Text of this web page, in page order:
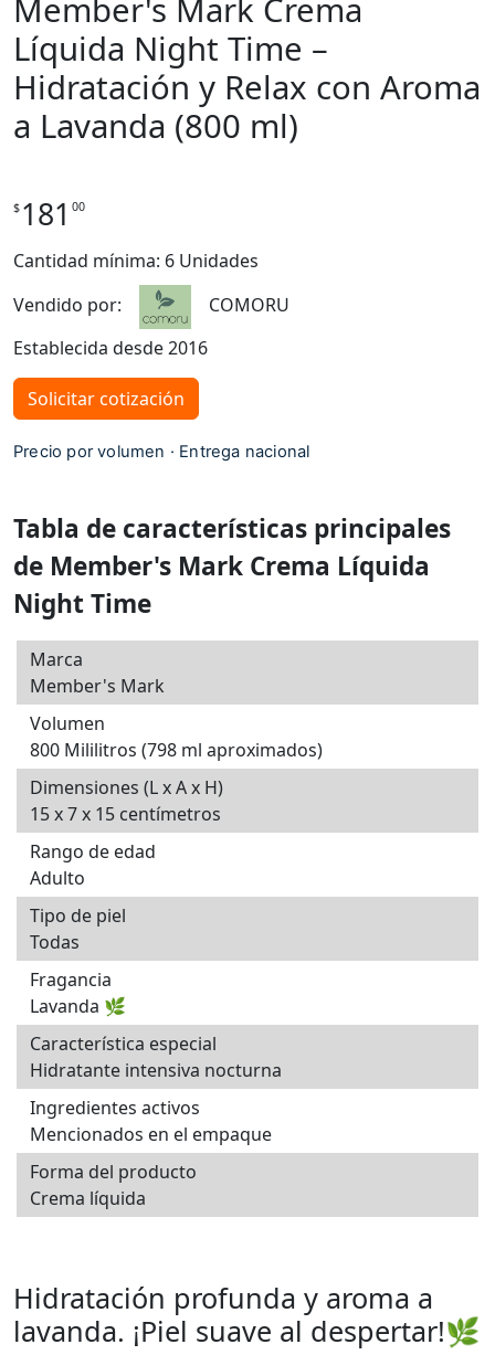
Member's Mark Crema
Líquida Night Time –
Hidratación y Relax con Aroma
a Lavanda (800 ml)
$ 181 00
Cantidad mínima: 6 Unidades
Vendido por:
COMORU
Establecida desde 2016
Solicitar cotización
Precio por volumen · Entrega nacional
Tabla de características principales
de Member's Mark Crema Líquida
Night Time
Marca
Member's Mark
Volumen
800 Mililitros (798 ml aproximados)
Dimensiones (L x A x H)
15 x 7 x 15 centímetros
Rango de edad
Adulto
Tipo de piel
Todas
Fragancia
Lavanda 🌿
Característica especial
Hidratante intensiva nocturna
Ingredientes activos
Mencionados en el empaque
Forma del producto
Crema líquida
Hidratación profunda y aroma a
lavanda. ¡Piel suave al despertar!🌿